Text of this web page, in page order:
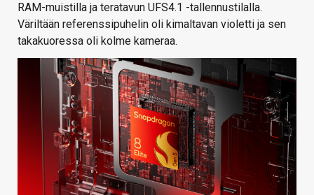
RAM-muistilla ja teratavun UFS4.1 -tallennustilalla.
Väriltään referenssipuhelin oli kimaltavan violetti ja sen
takakuoressa oli kolme kameraa.